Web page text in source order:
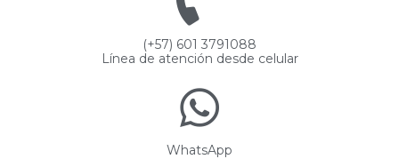
(+57) 601 3791088
Línea de atención desde celular
WhatsApp